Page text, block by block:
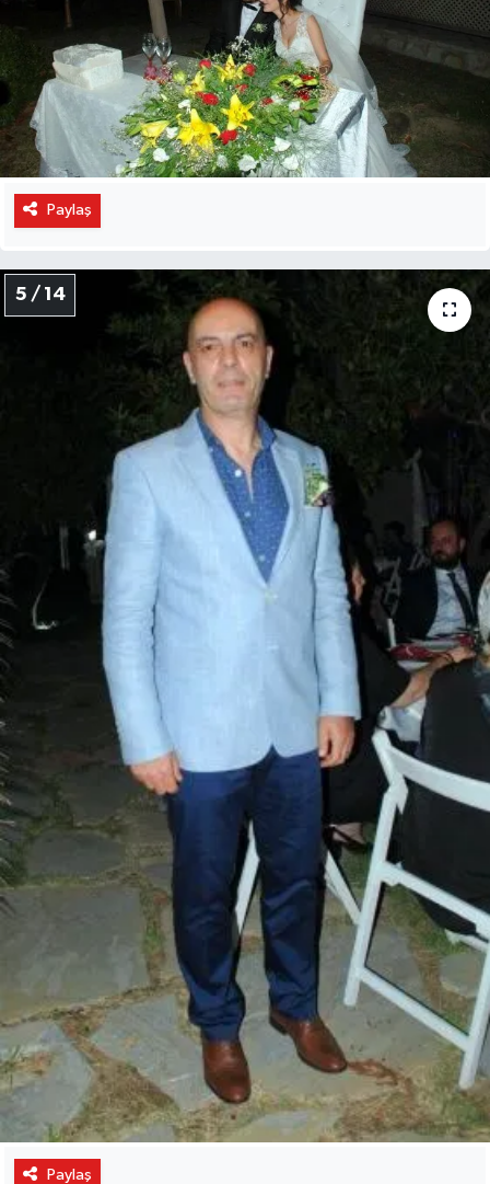
Paylaş
5 / 14
Paylaş